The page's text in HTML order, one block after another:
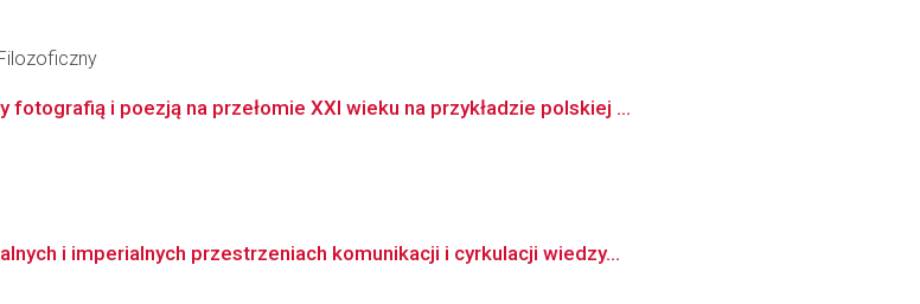
i poezją na przełomie XXI wieku na przykładzie polskiej ...
i imperialnych przestrzeniach komunikacji i cyrkulacji wiedzy...